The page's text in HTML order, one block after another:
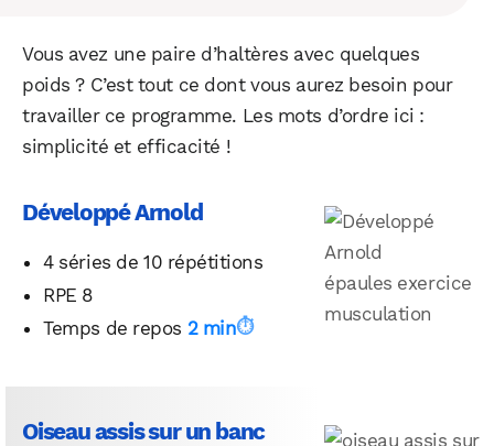
Vous avez une paire d’haltères avec quelques
poids ? C’est tout ce dont vous aurez besoin pour
travailler ce programme. Les mots d’ordre ici :
simplicité et efficacité !
Développé Arnold
4 séries de 10 répétitions
RPE 8
Temps de repos 2 min
Oiseau assis sur un banc